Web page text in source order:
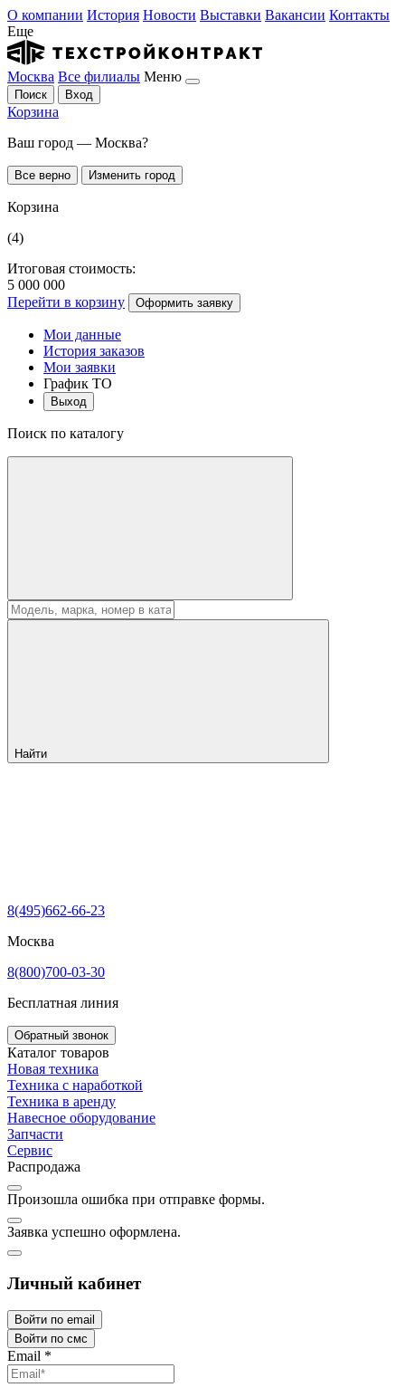
О компании История Новости Выставки Вакансии Контакты
Еще
Москва Все филиалы Меню
Поиск Вход
Корзина
Ваш город — Москва?
Все верно Изменить город
Корзина
(4)
Итоговая стоимость:
5 000 000
Перейти в корзину
Оформить заявку
Мои данные
История заказов
Мои заявки
График ТО
Выход
Поиск по каталогу
Найти
8(495)662-66-23
Москва
8(800)700-03-30
Бесплатная линия
Обратный звонок
Каталог товаров
Новая техника
Техника с наработкой
Техника в аренду
Навесное оборудование
Запчасти
Сервис
Распродажа
Произошла ошибка при отправке формы.
Заявка успешно оформлена.
Личный кабинет
Войти по email
Войти по смс
Email *